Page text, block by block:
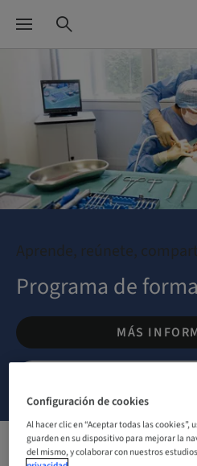
Aprende, reúnete,
Programa de
MÁS
Configuración de cookies
Al hacer clic en “Aceptar todas las cookies”,
guarden en su dispositivo para mejorar la
del mismo, y colaborar con nuestros